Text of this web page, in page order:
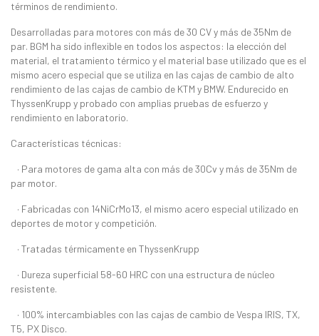
términos de rendimiento.
Desarrolladas para motores con más de 30 CV y más de 35Nm de
par. BGM ha sido inflexible en todos los aspectos: la elección del
material, el tratamiento térmico y el material base utilizado que es el
mismo acero especial que se utiliza en las cajas de cambio de alto
rendimiento de las cajas de cambio de KTM y BMW. Endurecido en
ThyssenKrupp y probado con amplias pruebas de esfuerzo y
rendimiento en laboratorio.
Características técnicas:
· Para motores de gama alta con más de 30Cv y más de 35Nm de
par motor.
· Fabricadas con 14NiCrMo13, el mismo acero especial utilizado en
deportes de motor y competición.
· Tratadas térmicamente en ThyssenKrupp
· Dureza superficial 58-60 HRC con una estructura de núcleo
resistente.
· 100% intercambiables con las cajas de cambio de Vespa IRIS, TX,
T5, PX Disco.